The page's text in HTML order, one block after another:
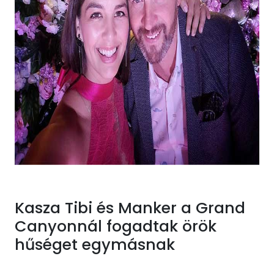
Kasza Tibi és Manker a Grand
Canyonnál fogadtak örök
hűséget egymásnak